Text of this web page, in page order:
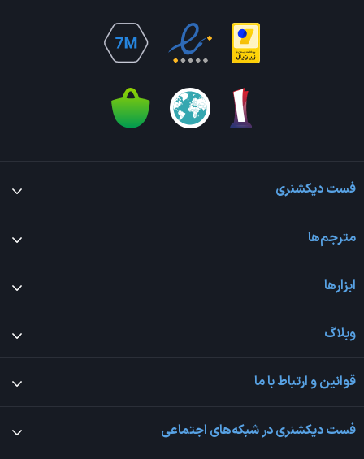
فست دیکشنری
مترجم‌ها
ابزارها
وبلاگ
قوانین و ارتباط با ما
فست دیکشنری در شبکه‌های اجتماعی